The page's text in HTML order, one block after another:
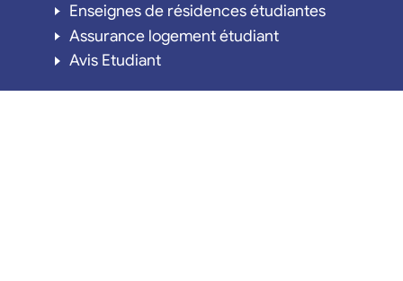
Enseignes de résidences étudiantes
Assurance logement étudiant
Avis Etudiant